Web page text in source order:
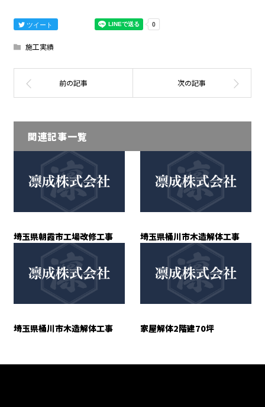
ツイート
施工実績
関連記事一覧
埼玉県朝霞市工場改修工事 埼玉県桶川市木造解体工事
埼玉県桶川市木造解体工事 家屋解体2階建70坪